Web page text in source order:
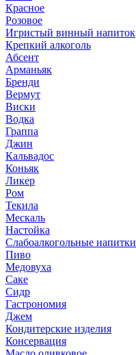
Красное
Розовое
Игристый винный напиток
Крепкий алкоголь
Абсент
Арманьяк
Бренди
Вермут
Виски
Водка
Граппа
Джин
Кальвадос
Коньяк
Ликер
Ром
Текила
Мескаль
Настойка
Слабоалкогольные напитки
Пиво
Медовуха
Саке
Сидр
Гастрономия
Джем
Кондитерские изделия
Консервация